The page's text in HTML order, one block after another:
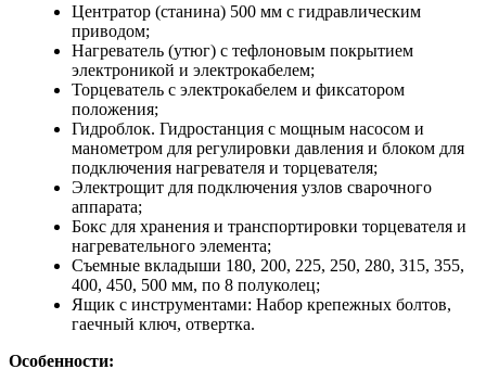
Центратор (станина) 500 мм с гидравлическим
приводом;
Нагреватель (утюг) с тефлоновым покрытием
электроникой и электрокабелем;
Торцеватель с электрокабелем и фиксатором
положения;
Гидроблок. Гидростанция с мощным насосом и
манометром для регулировки давления и блоком для
подключения нагревателя и торцевателя;
Электрощит для подключения узлов сварочного
аппарата;
Бокс для хранения и транспортировки торцевателя и
нагревательного элемента;
Съемные вкладыши 180, 200, 225, 250, 280, 315, 355,
400, 450, 500 мм, по 8 полуколец;
Ящик с инструментами: Набор крепежных болтов,
гаечный ключ, отвертка.
Особенности: